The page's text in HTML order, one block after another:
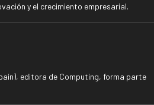
y el crecimiento empresarial.
editora de Computing, forma parte